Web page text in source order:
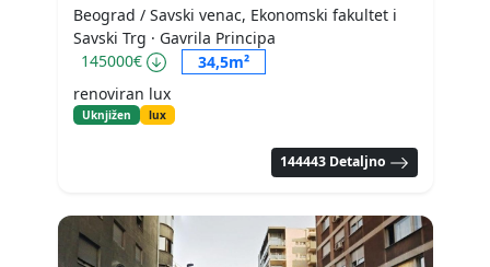
Beograd / Savski venac, Ekonomski fakultet i
Savski Trg · Gavrila Principa
145000€
34,5m²
renoviran lux
Uknjižen lux
144443 Detaljno